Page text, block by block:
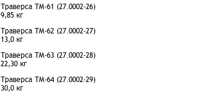
Траверса ТМ-61 (27.0002-26)
9,85 кг
Траверса ТМ-62 (27.0002-27)
13,0 кг
Траверса ТМ-63 (27.0002-28)
22,30 кг
Траверса ТМ-64 (27.0002-29)
30,0 кг